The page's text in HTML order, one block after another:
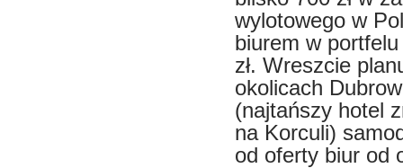
wylotowego w
biurem w
zł. Wreszcie
okolicach
(najtańszy hotel
na Korculi)
od oferty biur od